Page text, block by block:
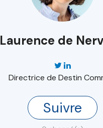
Laurence de
Directrice de Destin
Suivre